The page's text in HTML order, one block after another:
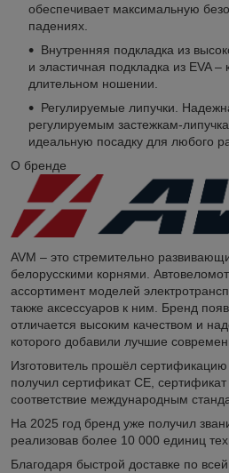
обеспечивает максимальную
падениях.
Внутренняя подкладка из
и эластичная подкладка из EVA
длительном ношении.
Регулируемые липучки.
регулируемым застежкам-
идеальную посадку для любого
О бренде
AVM – это стремительно
белорусскими корнями.
ассортимент моделей
также аксессуаров к ним. Бренд
отличается высоким качеством и
которого добавили лучшие
Изготовитель прошёл сертификацию
получил сертификат CE,
соответствие международным
На 2025 год бренд уже получил
реализовав более 10 000 единиц
Благодаря быстрой доставке по